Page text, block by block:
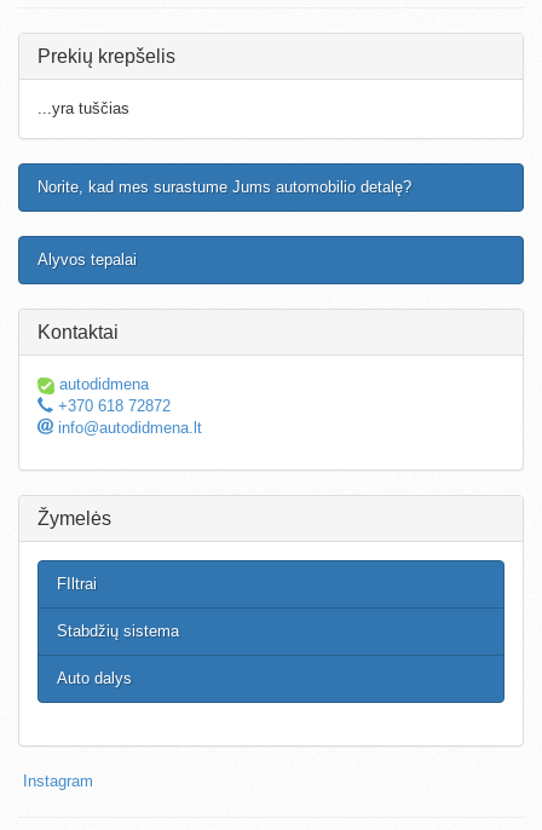
Prekių krepšelis
...yra tuščias
Norite, kad mes surastume Jums automobilio detalę?
Alyvos tepalai
Kontaktai
autodidmena
+370 618 72872
info@autodidmena.lt
Žymelės
FIltrai
Stabdžių sistema
Auto dalys
Instagram